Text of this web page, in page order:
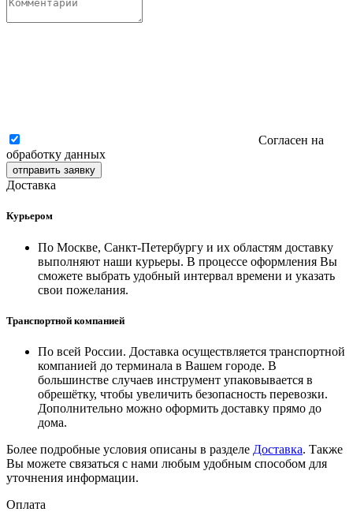
Согласен на
обработку данных
отправить заявку
Доставка
Курьером
По Москве, Санкт-Петербургу и их областям доставку
выполняют наши курьеры. В процессе оформления Вы
сможете выбрать удобный интервал времени и указать
свои пожелания.
Транспортной компанией
По всей России. Доставка осуществляется транспортной
компанией до терминала в Вашем городе. В
большинстве случаев инструмент упаковывается в
обрешётку, чтобы увеличить безопасность перевозки.
Дополнительно можно оформить доставку прямо до
дома.
Более подробные условия описаны в разделе Доставка. Также
Вы можете связаться с нами любым удобным способом для
уточнения информации.
Оплата